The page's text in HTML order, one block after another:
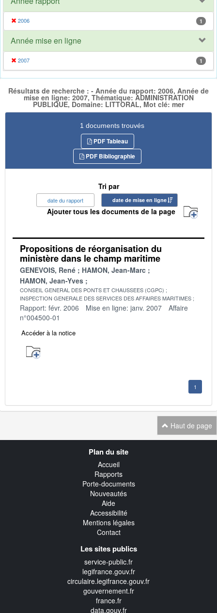
2006 1
Année mise en ligne
2007 1
Résultats de recherche : - Année du rapport: 2006, Année de
mise en ligne: 2007, Thématique: ADMINISTRATION
PUBLIQUE, Domaine: LITTORAL, Mot clé: mer
1 documents trouvés
PDF Tableau
PDF Bibliographie
Tri par
date du rapport date de mise en ligne
Ajouter tous les documents de la page
Propositions de réorganisation du
ministère dans le champ maritime
GENEVOIS, René
HAMON, Jean-Marc
HAMON, Jean-Yves
CONSEIL GENERAL DES PONTS ET CHAUSSEES (CGPC)
INSPECTION GENERALE DES SERVICES DES AFFAIRES MARITIMES
Rapport: févr. 2006 Mise en ligne: janv. 2007
Affaire
n°004500-01
Accéder à la notice
1
Haut de page
Plan du site
Accueil
Rapports
Porte-documents
Nouveautés
Aide
Accessibilité
Mentions légales
Contact
Les sites publics
service-public.fr
legifrance.gouv.fr
circulaire.legifrance.gouv.fr
gouvernement.fr
france.fr
data.gouv.fr